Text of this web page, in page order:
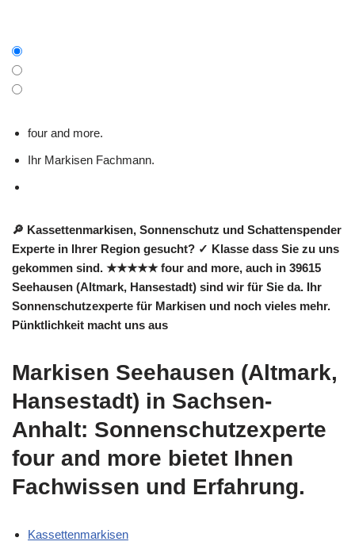
four and more.
Ihr Markisen Fachmann.
🔎 Kassettenmarkisen, Sonnenschutz und Schattenspender
Experte in Ihrer Region gesucht? ✓ Klasse dass Sie zu uns
gekommen sind. ★★★★★ four and more, auch in 39615
Seehausen (Altmark, Hansestadt) sind wir für Sie da. Ihr
Sonnenschutzexperte für Markisen und noch vieles mehr.
Pünktlichkeit macht uns aus
Markisen Seehausen (Altmark,
Hansestadt) in Sachsen-
Anhalt: Sonnenschutzexperte
four and more bietet Ihnen
Fachwissen und Erfahrung.
Kassettenmarkisen